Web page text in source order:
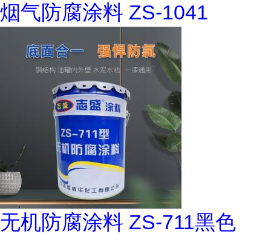
烟气防腐涂料 ZS-1041
无机防腐涂料 ZS-711黑色